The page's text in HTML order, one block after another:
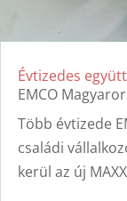
Évtizedes
EMCO
Több évtizede
családi
kerül az új